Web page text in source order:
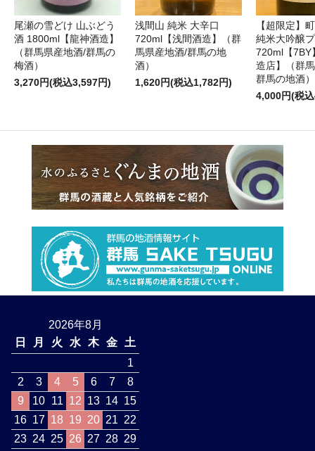
尾瀬の雪どけ 山ぶどう
酒 1800ml【龍神酒造】
（群馬県産地酒/群馬の
梅酒）
3,270円(税込3,597円)
浅間山 純米 大辛口
720ml【浅間酒造】（群
馬県産地酒/群馬の地
酒）
1,620円(税込1,782円)
【超限定】
純米大吟醸
720ml【7BY
造店】（群
群馬の地酒）
4,000円(税
2026年8月
日
月 火 水 木 金
土
1
2
3 4 5 6 7
8
9
10 11 12 13 14 15
16 17 18 19 20 21 22
23 24 25 26 27 28 29